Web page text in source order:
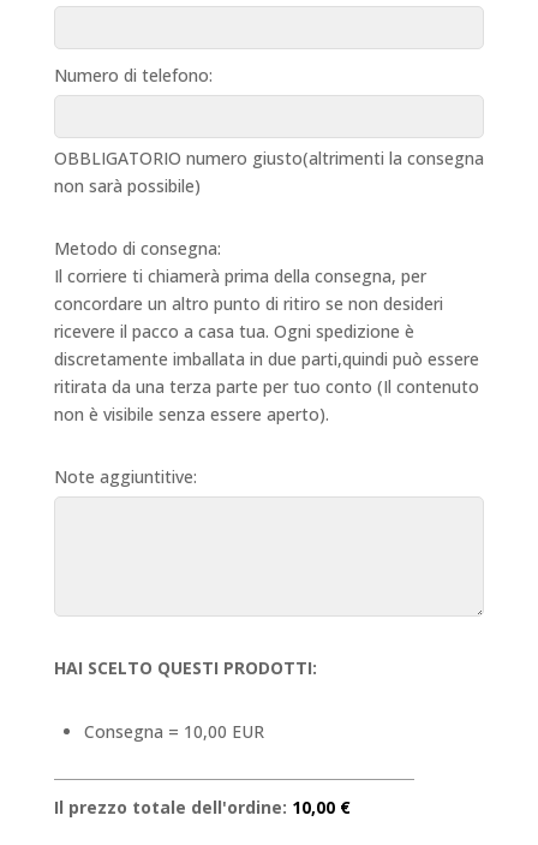
Numero di telefono:
OBBLIGATORIO numero giusto(altrimenti la consegna
non sarà possibile)
Metodo di consegna:
Il corriere ti chiamerà prima della consegna, per
concordare un altro punto di ritiro se non desideri
ricevere il pacco a casa tua. Ogni spedizione è
discretamente imballata in due parti,quindi può essere
ritirata da una terza parte per tuo conto (Il contenuto
non è visibile senza essere aperto).
Note aggiuntitive:
HAI SCELTO QUESTI PRODOTTI:
Consegna = 10,00 EUR
Il prezzo totale dell'ordine: 10,00 €